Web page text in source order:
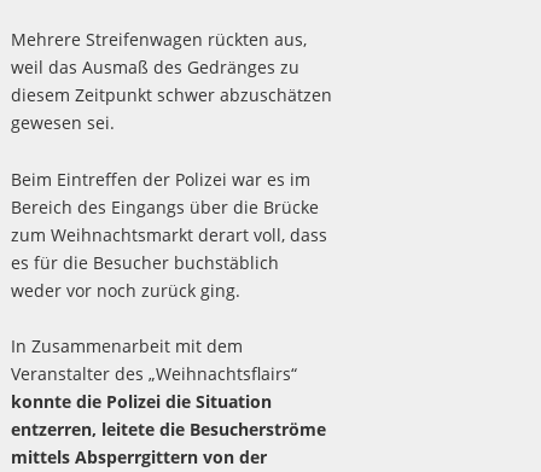
Mehrere Streifenwagen rückten aus,
weil das Ausmaß des Gedränges zu
diesem Zeitpunkt schwer abzuschätzen
gewesen sei.
Beim Eintreffen der Polizei war es im
Bereich des Eingangs über die Brücke
zum Weihnachtsmarkt derart voll, dass
es für die Besucher buchstäblich
weder vor noch zurück ging.
In Zusammenarbeit mit dem
Veranstalter des „Weihnachtsflairs“
konnte die Polizei die Situation
entzerren, leitete die Besucherströme
mittels Absperrgittern von der